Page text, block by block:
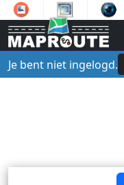
Je bent niet ingelogd.